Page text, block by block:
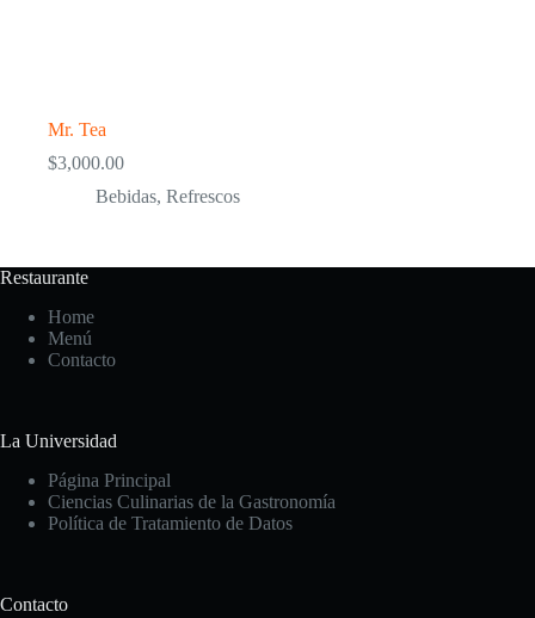
Mr. Tea
$3,000.00
Bebidas, Refrescos
Restaurante
Home
Menú
Contacto
La Universidad
Página Principal
Ciencias Culinarias de la Gastronomía
Política de Tratamiento de Datos
Contacto